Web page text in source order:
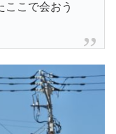
こで会おう